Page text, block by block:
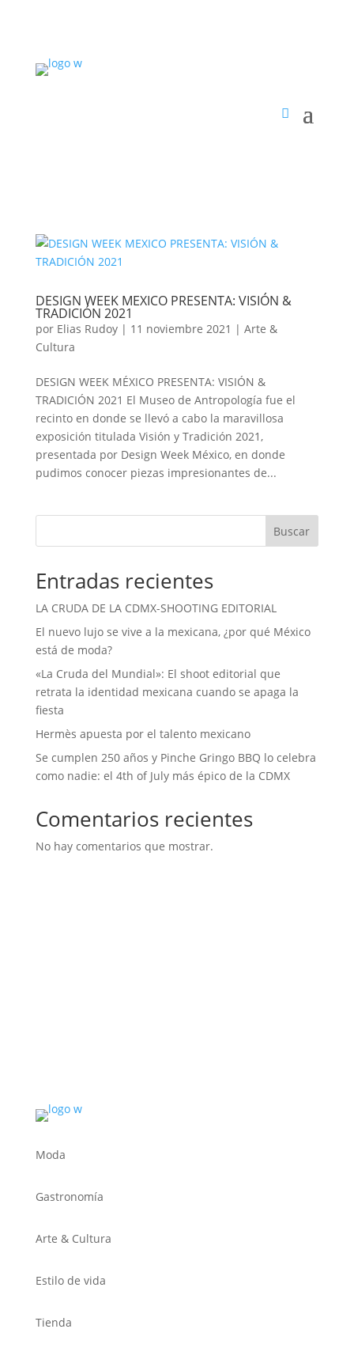
DESIGN WEEK MEXICO PRESENTA: VISIÓN &
TRADICIÓN 2021
por Elias Rudoy| 11 noviembre 2021 | Arte &
Cultura
DESIGN WEEK MÉXICO PRESENTA: VISIÓN &
TRADICIÓN 2021 El Museo de Antropología fue el
recinto en donde se llevó a cabo la maravillosa
exposición titulada Visión y Tradición 2021,
presentada por Design Week México, en donde
pudimos conocer piezas impresionantes de...
Buscar
Entradas recientes
LA CRUDA DE LA CDMX-SHOOTING EDITORIAL
El nuevo lujo se vive a la mexicana, ¿por qué México
está de moda?
«La Cruda del Mundial»: El shoot editorial que
retrata la identidad mexicana cuando se apaga la
fiesta
Hermès apuesta por el talento mexicano
Se cumplen 250 años y Pinche Gringo BBQ lo celebra
como nadie: el 4th of July más épico de la CDMX
Comentarios recientes
No hay comentarios que mostrar.
Moda
Gastronomía
Arte & Cultura
Estilo de vida
Tienda